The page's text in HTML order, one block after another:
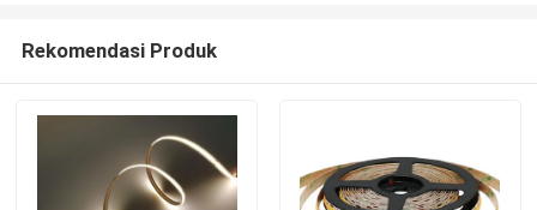
Rekomendasi Produk